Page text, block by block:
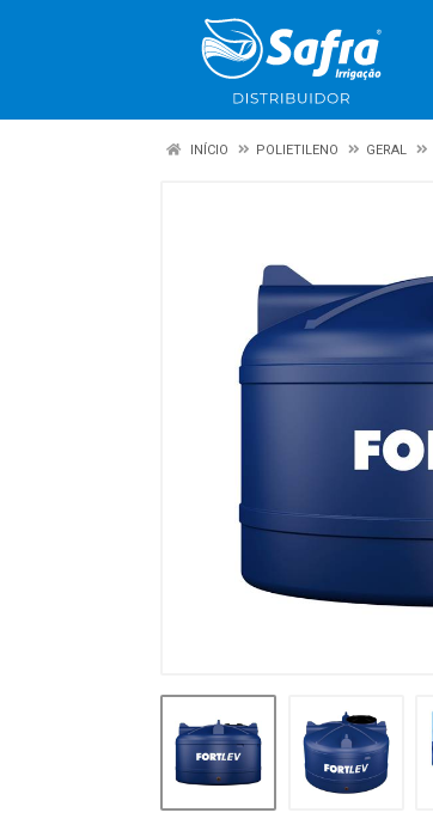
INÍCIO POLIETILENO GERAL